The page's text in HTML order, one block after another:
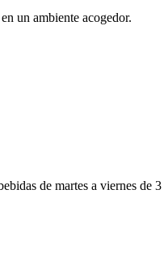
un ambiente acogedor.
de martes a viernes de